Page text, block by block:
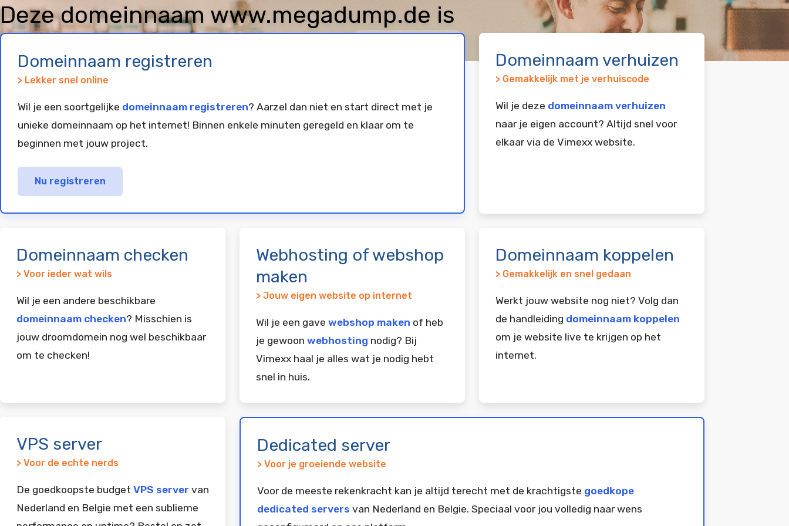
Deze domeinnaam www.megadump.de is
geregistreerd en geparkeerd bij
Domeinnaam registreren
> Lekker snel online
Wil je een soortgelijke domeinnaam registreren? Aarzel dan niet en start direct met je
unieke domeinnaam op het internet! Binnen enkele minuten geregeld en klaar om te
beginnen met jouw project.
Nu registreren
Domeinnaam verhuizen
> Gemakkelijk met je verhuiscode
Wil je deze domeinnaam verhuizen
naar je eigen account? Altijd snel voor
elkaar via de Vimexx website.
Domeinnaam checken
> Voor ieder wat wils
Wil je een andere beschikbare
domeinnaam checken? Misschien is
jouw droomdomein nog wel beschikbaar
om te checken!
Webhosting of webshop
maken
> Jouw eigen website op internet
Wil je een gave webshop maken of heb
je gewoon webhosting nodig? Bij
Vimexx haal je alles wat je nodig hebt
snel in huis.
Domeinnaam koppelen
> Gemakkelijk en snel gedaan
Werkt jouw website nog niet? Volg dan
de handleiding domeinnaam koppelen
om je website live te krijgen op het
internet.
VPS server
> Voor de echte nerds
De goedkoopste budget VPS server van
Nederland en Belgie met een sublieme
Dedicated server
> Voor je groeiende website
Voor de meeste rekenkracht kan je altijd terecht met de krachtigste goedkope
dedicated servers van Nederland en Belgie. Speciaal voor jou volledig naar wens